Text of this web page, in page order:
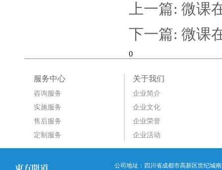
上一篇: 微课
下一篇: 微课
0
服务中心
咨询服务
实施服务
售后服务
定制服务
关于我们
企业简介
企业文化
企业荣誉
企业活动
公司地址：四川省成都市高新区世纪城